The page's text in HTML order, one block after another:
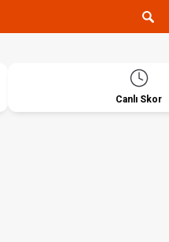
Canlı Skor